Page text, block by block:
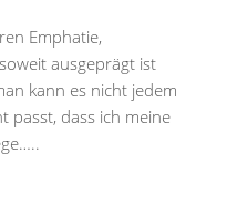
Emphatie,
ausgeprägt ist
kann es nicht jedem
passt, dass ich meine